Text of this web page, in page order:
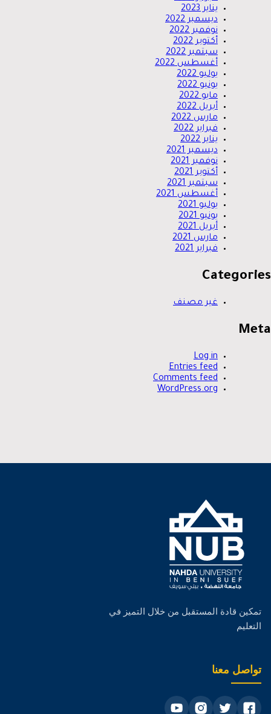
يناير 2023
ديسمبر 2022
نوفمبر 2022
أكتوبر 2022
سبتمبر 2022
أغسطس 2022
يوليو 2022
يونيو 2022
مايو 2022
أبريل 2022
مارس 2022
فبراير 2022
يناير 2022
ديسمبر 2021
نوفمبر 2021
أكتوبر 2021
سبتمبر 2021
أغسطس 2021
يوليو 2021
يونيو 2021
أبريل 2021
مارس 2021
فبراير 2021
Categories
غير مصنف
Meta
Log in
Entries feed
Comments feed
WordPress.org
تمكين قادة المستقبل من خلال التميز في
التعليم
تواصل معنا